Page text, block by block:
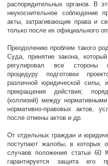
распорядительных органов. В
неукоснительное соблюдение
акты, затрагивающие права и
только после их официального
Преодолению проблем такого
Суда, принятие закона,
регулировал все стороны
процедуру подготовки
различной юридической силы,
прекращения действия;
(коллизий) между
нормативно-правовых актов,
после отмены актов и др.
От отдельных граждан и
поступают жалобы, в которых
случаев положения статьи 60
гарантируется защита его